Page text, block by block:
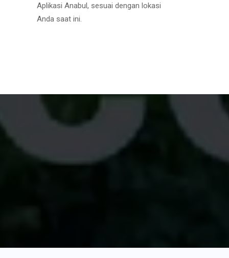
Aplikasi Anabul, sesuai dengan lokasi
Anda saat ini.